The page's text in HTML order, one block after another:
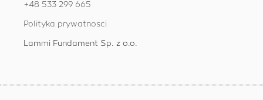
+48 533 299 665
Polityka prywatnosci
Lammi Fundament Sp. z o.o.